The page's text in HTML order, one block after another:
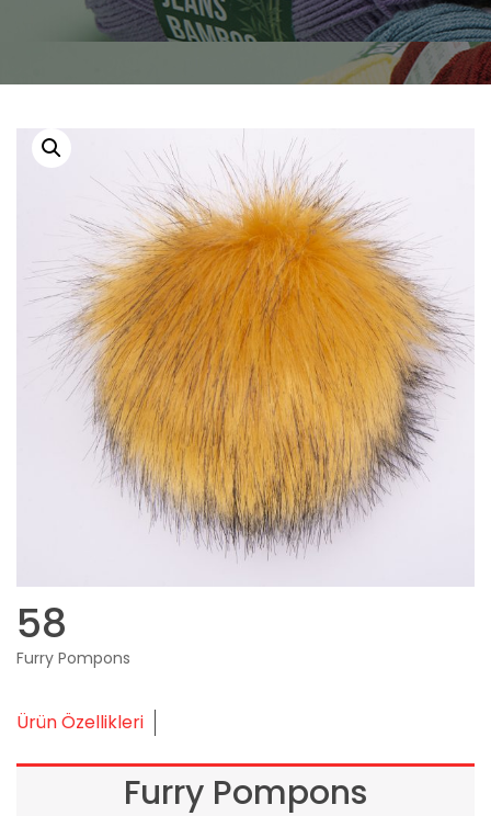
58
Furry Pompons
Ürün Özellikleri
Furry Pompons